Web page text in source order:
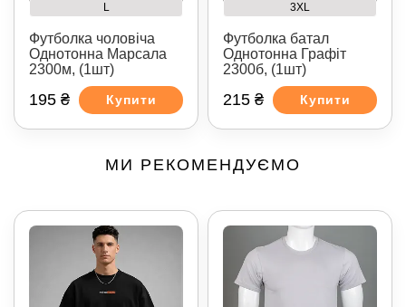
L
Футболка чоловіча
Однотонна Марсала
2300м, (1шт)
195 ₴ Купити
3XL
Футболка батал
Однотонна Графіт
2300б, (1шт)
215 ₴ Купити
МИ РЕКОМЕНДУЄМО